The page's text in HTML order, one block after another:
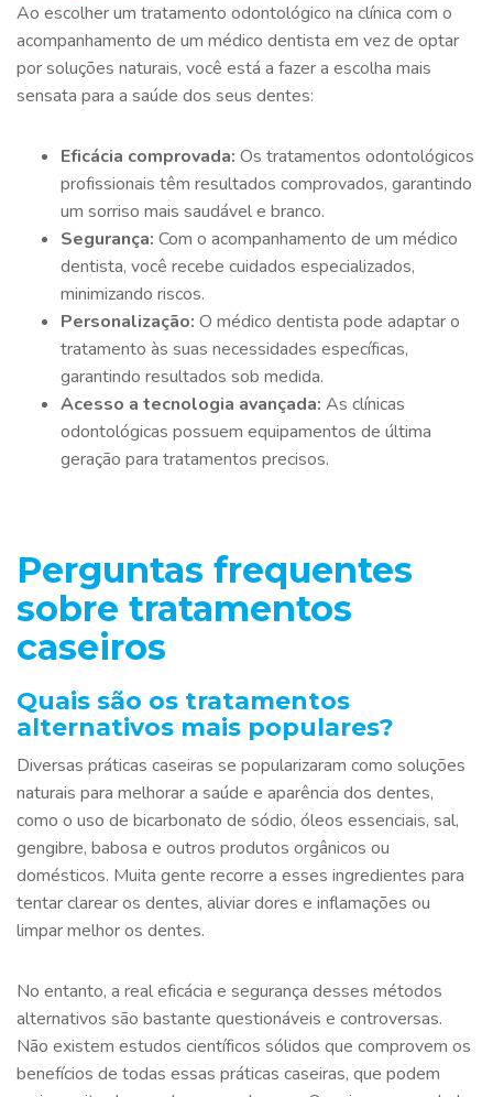
Ao escolher um tratamento odontológico na clínica com o
acompanhamento de um médico dentista em vez de optar
por soluções naturais, você está a fazer a escolha mais
sensata para a saúde dos seus dentes:
Eficácia comprovada: Os tratamentos odontológicos
profissionais têm resultados comprovados, garantindo
um sorriso mais saudável e branco.
Segurança: Com o acompanhamento de um médico
dentista, você recebe cuidados especializados,
minimizando riscos.
Personalização: O médico dentista pode adaptar o
tratamento às suas necessidades específicas,
garantindo resultados sob medida.
Acesso a tecnologia avançada: As clínicas
odontológicas possuem equipamentos de última
geração para tratamentos precisos.
Perguntas frequentes
sobre tratamentos
caseiros
Quais são os tratamentos
alternativos mais populares?
Diversas práticas caseiras se popularizaram como soluções
naturais para melhorar a saúde e aparência dos dentes,
como o uso de bicarbonato de sódio, óleos essenciais, sal,
gengibre, babosa e outros produtos orgânicos ou
domésticos. Muita gente recorre a esses ingredientes para
tentar clarear os dentes, aliviar dores e inflamações ou
limpar melhor os dentes.
No entanto, a real eficácia e segurança desses métodos
alternativos são bastante questionáveis e controversas.
Não existem estudos científicos sólidos que comprovem os
benefícios de todas essas práticas caseiras, que podem